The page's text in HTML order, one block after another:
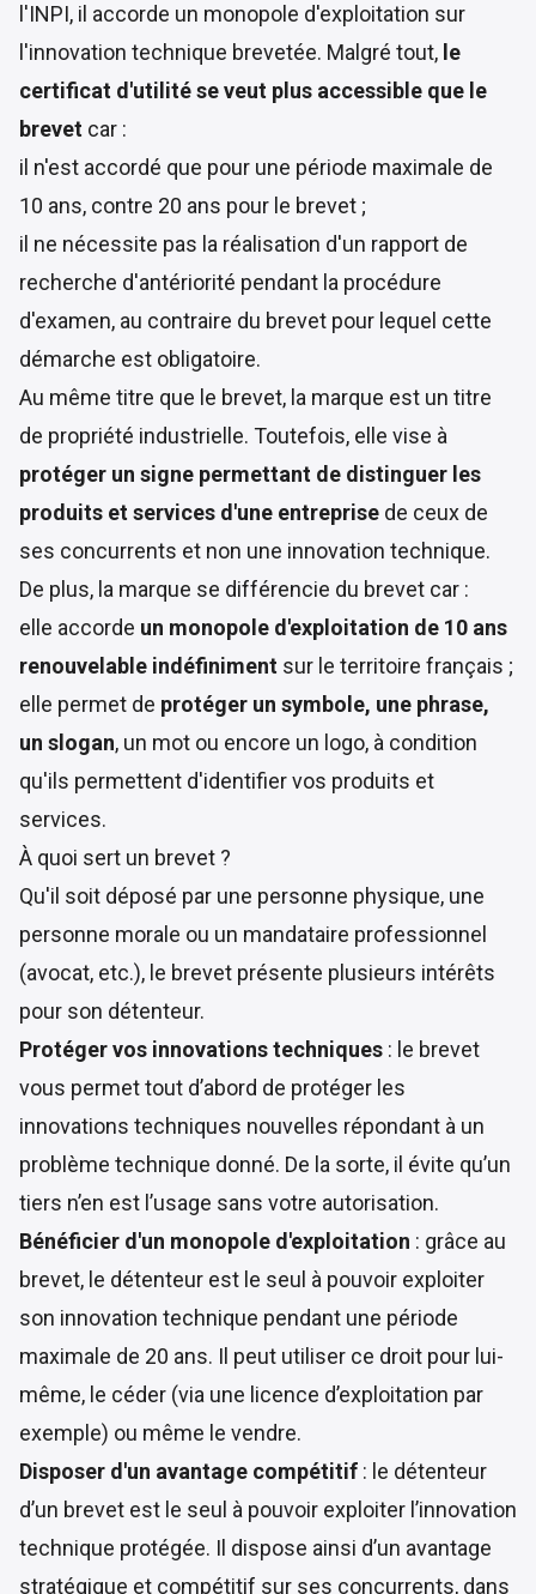
l'INPI, il accorde un monopole d'exploitation sur
l'innovation technique brevetée. Malgré tout, le
certificat d'utilité se veut plus accessible que le
brevet car :
il n'est accordé que pour une période maximale de
10 ans, contre 20 ans pour le brevet ;
il ne nécessite pas la réalisation d'un rapport de
recherche d'antériorité pendant la procédure
d'examen, au contraire du brevet pour lequel cette
démarche est obligatoire.
Au même titre que le brevet, la marque est un titre
de propriété industrielle. Toutefois, elle vise à
protéger un signe permettant de distinguer les
produits et services d'une entreprise de ceux de
ses concurrents et non une innovation technique.
De plus, la marque se différencie du brevet car :
elle accorde un monopole d'exploitation de 10 ans
renouvelable indéfiniment sur le territoire français ;
elle permet de protéger un symbole, une phrase,
un slogan, un mot ou encore un logo, à condition
qu'ils permettent d'identifier vos produits et
services.
À quoi sert un brevet ?
Qu'il soit déposé par une personne physique, une
personne morale ou un mandataire professionnel
(avocat, etc.), le brevet présente plusieurs intérêts
pour son détenteur.
Protéger vos innovations techniques : le brevet
vous permet tout d’abord de protéger les
innovations techniques nouvelles répondant à un
problème technique donné. De la sorte, il évite qu’un
tiers n’en est l’usage sans votre autorisation.
Bénéficier d'un monopole d'exploitation : grâce au
brevet, le détenteur est le seul à pouvoir exploiter
son innovation technique pendant une période
maximale de 20 ans. Il peut utiliser ce droit pour lui-
même, le céder (via une licence d’exploitation par
exemple) ou même le vendre.
Disposer d'un avantage compétitif : le détenteur
d’un brevet est le seul à pouvoir exploiter l’innovation
technique protégée. Il dispose ainsi d’un avantage
stratégique et compétitif sur ses concurrents, dans